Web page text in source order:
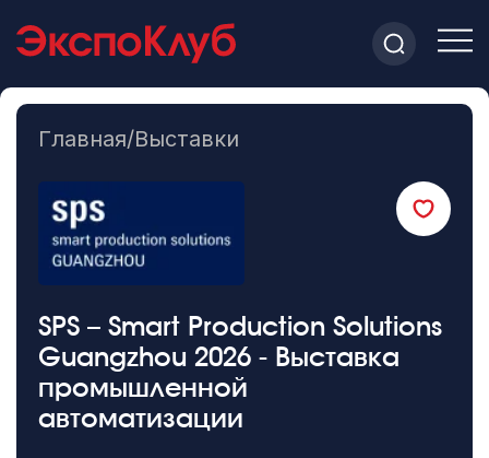
Главная/Выставки
SPS – Smart Production Solutions
Guangzhou 2026 - Выставка
промышленной
автоматизации